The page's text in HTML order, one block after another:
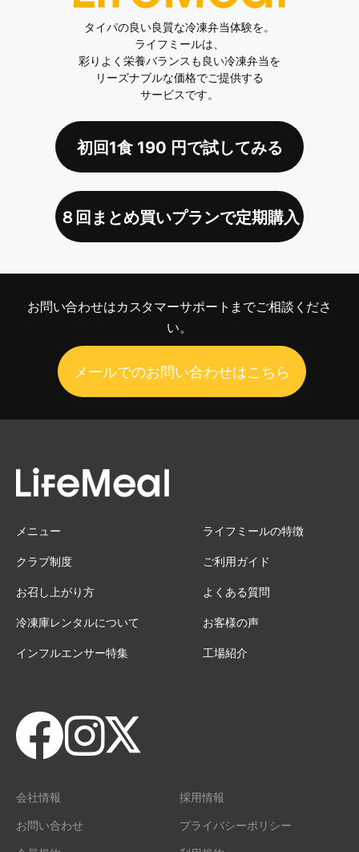
タイパの良い良質な冷凍弁当体験を。
ライフミールは、
彩りよく栄養バランスも良い冷凍弁当を
リーズナブルな価格でご提供する
サービスです。
初回1食190 円で試してみる
８回まとめ買いプランで定期購入
お問い合わせはカスタマーサポートまでご相談くださ
い。
メールでのお問い合わせはこちら
メニュー ライフミールの特徴
クラブ制度 ご利用ガイド
お召し上がり方 よくある質問
冷凍庫レンタルについて お客様の声
インフルエンサー特集 工場紹介
会社情報 採用情報
お問い合わせ プライバシーポリシー